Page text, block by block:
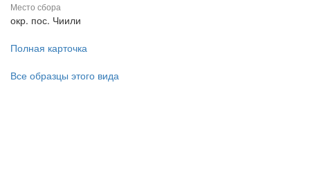
Место сбора
окр. пос. Чиили
Полная карточка
Все образцы этого вида